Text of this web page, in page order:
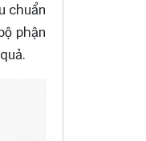
chuẩn
phận